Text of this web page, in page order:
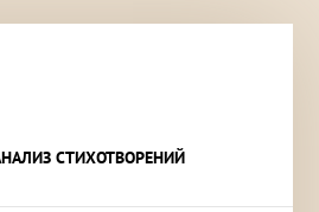
СТИХОТВОРЕНИЙ